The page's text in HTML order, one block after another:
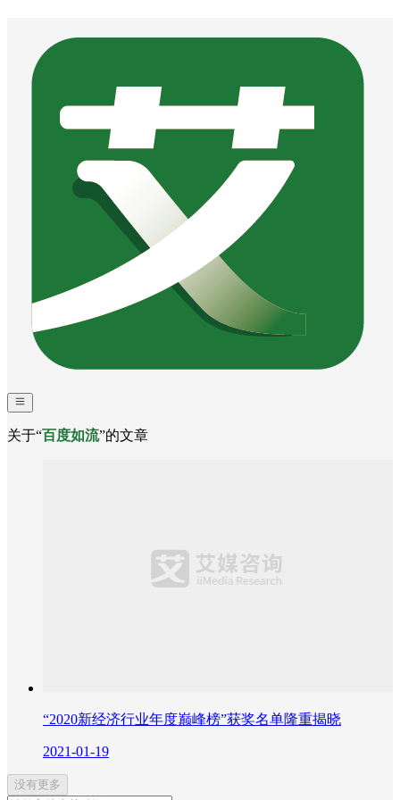
关于“百度如流”的文章
“2020新经济行业年度巅峰榜”获奖名单隆重揭晓
2021-01-19
没有更多